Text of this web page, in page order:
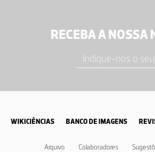
RECEBA A NOSSA
WIKICIÊNCIAS BANCO DE IMAGENS
Arquivo Colaboradores